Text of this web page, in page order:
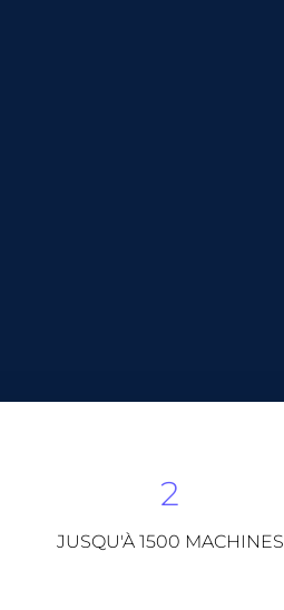
2
JUSQU'À 1500 MACHINES